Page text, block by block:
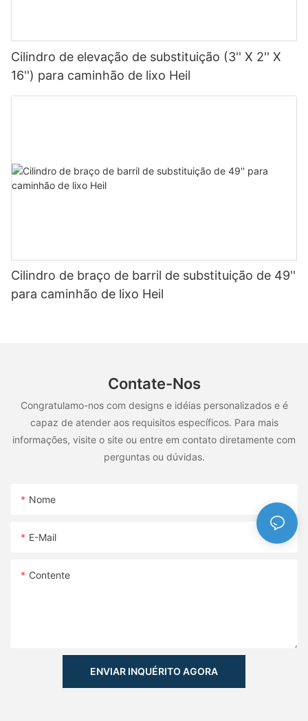
Cilindro de elevação de substituição (3'' X 2'' X
16'') para caminhão de lixo Heil
Cilindro de braço de barril de substituição de 49''
para caminhão de lixo Heil
Contate-Nos
Congratulamo-nos com designs e idéias personalizados e é
capaz de atender aos requisitos específicos. Para mais
informações, visite o site ou entre em contato diretamente com
perguntas ou dúvidas.
Nome
E-Mail
Contente
ENVIAR INQUÉRITO AGORA